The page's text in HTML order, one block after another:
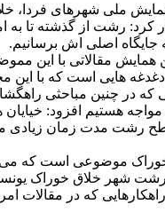
شهرهای فردا،
کرد: رشت از گذشته
جایگاه اصلی اش برسانیم.
مقالاتی با این
است که با این محور
در چنین مباحثی
هستیم افزود:
سطح رشت مدت زمان
موضوعی است که می
رشت شهر خلاق خوراک
که در مقالات